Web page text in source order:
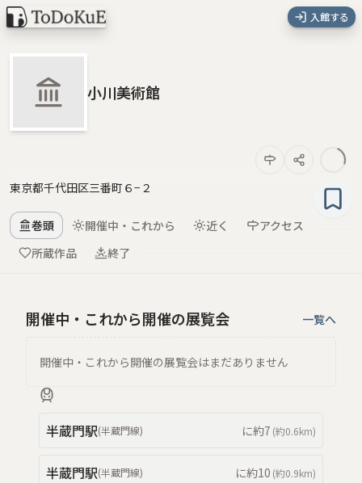
入館する
小川美術館
東京都千代田区三番町６−２
巻頭 開催中・これから 近く
アクセス
所蔵作品
終了
開催中・これから開催の展覧会 一覧へ
開催中・これから開催の展覧会はまだありません
半蔵門駅(半蔵門線) に約7 (約0.6km)
半蔵門駅(半蔵門線) に約10 (約0.9km)